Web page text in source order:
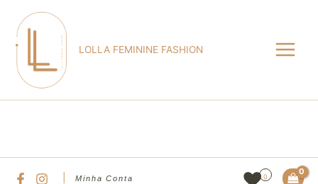
para
LOLLA FEMININE FASHION
Minha Conta 0